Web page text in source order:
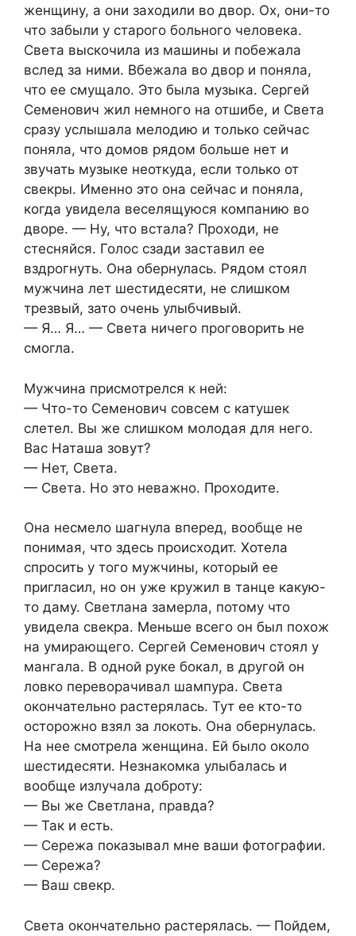
женщину, а они заходили во двор. Ох, они-то
что забыли у старого больного человека.
Света выскочила из машины и побежала
вслед за ними. Вбежала во двор и поняла,
что ее смущало. Это была музыка. Сергей
Семенович жил немного на отшибе, и Света
сразу услышала мелодию и только сейчас
поняла, что домов рядом больше нет и
звучать музыке неоткуда, если только от
свекры. Именно это она сейчас и поняла,
когда увидела веселящуюся компанию во
дворе. — Ну, что встала? Проходи, не
стесняйся. Голос сзади заставил ее
вздрогнуть. Она обернулась. Рядом стоял
мужчина лет шестидесяти, не слишком
трезвый, зато очень улыбчивый.
— Я… Я… — Света ничего проговорить не
смогла.
Мужчина присмотрелся к ней:
— Что-то Семенович совсем с катушек
слетел. Вы же слишком молодая для него.
Вас Наташа зовут?
— Нет, Света.
— Света. Но это неважно. Проходите.
Она несмело шагнула вперед, вообще не
понимая, что здесь происходит. Хотела
спросить у того мужчины, который ее
пригласил, но он уже кружил в танце какую-
то даму. Светлана замерла, потому что
увидела свекра. Меньше всего он был похож
на умирающего. Сергей Семенович стоял у
мангала. В одной руке бокал, в другой он
ловко переворачивал шампура. Света
окончательно растерялась. Тут ее кто-то
осторожно взял за локоть. Она обернулась.
На нее смотрела женщина. Ей было около
шестидесяти. Незнакомка улыбалась и
вообще излучала доброту:
— Вы же Светлана, правда?
— Так и есть.
— Сережа показывал мне ваши фотографии.
— Сережа?
— Ваш свекр.
Света окончательно растерялась. — Пойдем,